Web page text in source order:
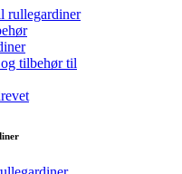
rullegardiner
tilbehør til